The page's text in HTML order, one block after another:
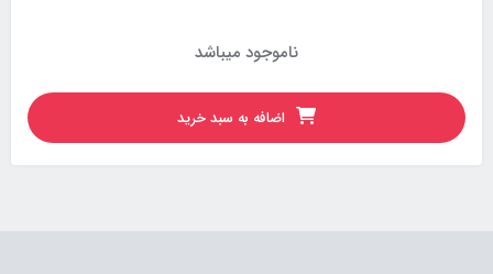
ناموجود میباشد
اضافه به سبد خرید